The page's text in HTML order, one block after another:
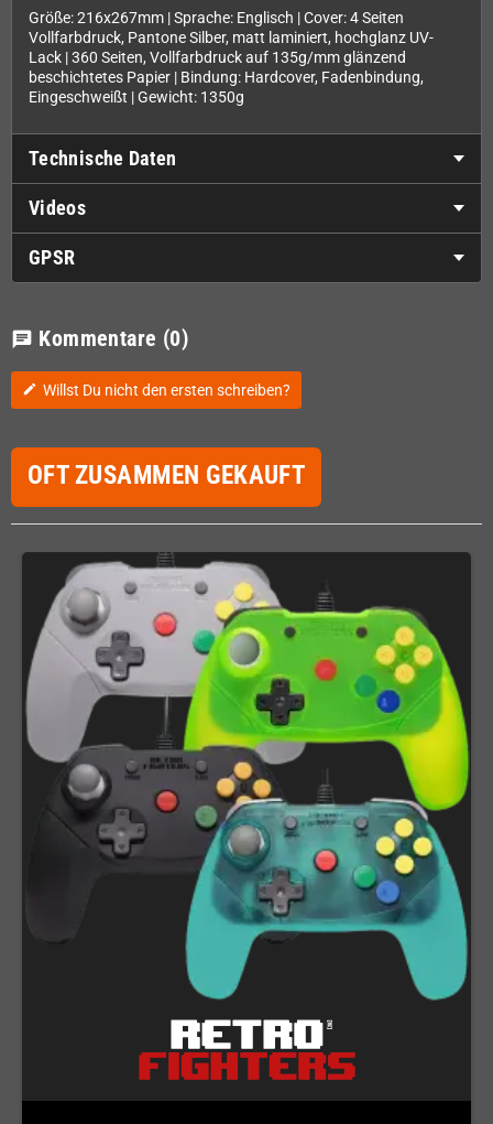
Größe: 216x267mm | Sprache: Englisch | Cover: 4 Seiten
Vollfarbdruck, Pantone Silber, matt laminiert, hochglanz UV-
Lack | 360 Seiten, Vollfarbdruck auf 135g/mm glänzend
beschichtetes Papier | Bindung: Hardcover, Fadenbindung,
Eingeschweißt | Gewicht: 1350g
Technische Daten
Videos
GPSR
chat Kommentare (0)
edit Willst Du nicht den ersten schreiben?
OFT ZUSAMMEN GEKAUFT